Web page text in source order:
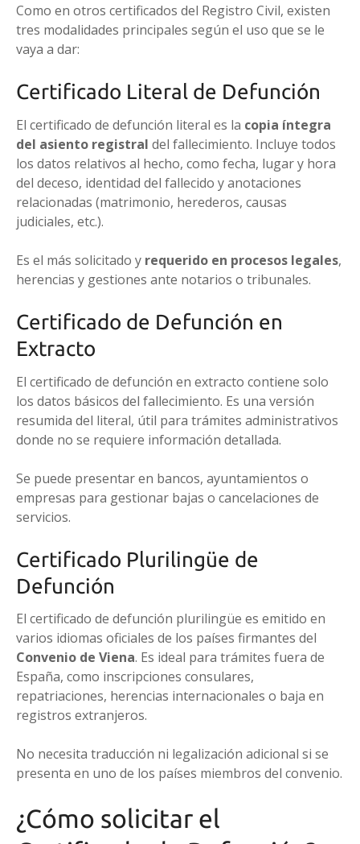
Como en otros certificados del Registro Civil, existen
tres modalidades principales según el uso que se le
vaya a dar:
Certificado Literal de Defunción
El certificado de defunción literal es la copia íntegra
del asiento registral del fallecimiento. Incluye todos
los datos relativos al hecho, como fecha, lugar y hora
del deceso, identidad del fallecido y anotaciones
relacionadas (matrimonio, herederos, causas
judiciales, etc.).
Es el más solicitado y requerido en procesos legales,
herencias y gestiones ante notarios o tribunales.
Certificado de Defunción en
Extracto
El certificado de defunción en extracto contiene solo
los datos básicos del fallecimiento. Es una versión
resumida del literal, útil para trámites administrativos
donde no se requiere información detallada.
Se puede presentar en bancos, ayuntamientos o
empresas para gestionar bajas o cancelaciones de
servicios.
Certificado Plurilingüe de
Defunción
El certificado de defunción plurilingüe es emitido en
varios idiomas oficiales de los países firmantes del
Convenio de Viena. Es ideal para trámites fuera de
España, como inscripciones consulares,
repatriaciones, herencias internacionales o baja en
registros extranjeros.
No necesita traducción ni legalización adicional si se
presenta en uno de los países miembros del convenio.
¿Cómo solicitar el